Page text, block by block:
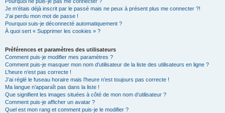
Je m’étais déjà inscrit par le passé mais ne peux à présent plus me connecter ?!
J’ai perdu mon mot de passe !
Pourquoi suis-je déconnecté automatiquement ?
À quoi sert « Supprimer les cookies » ?
Préférences et paramètres des utilisateurs
Comment puis-je modifier mes paramètres ?
Comment puis-je masquer mon nom d’utilisateur de la liste des utilisateurs en ligne ?
L’heure n’est pas correcte !
J’ai réglé le fuseau horaire mais l’heure n’est toujours pas correcte !
Ma langue n’apparaît pas dans la liste !
Que signifient les images situées à côté de mon nom d’utilisateur ?
Comment puis-je afficher un avatar ?
Quel est mon rang et comment puis-je le modifier ?